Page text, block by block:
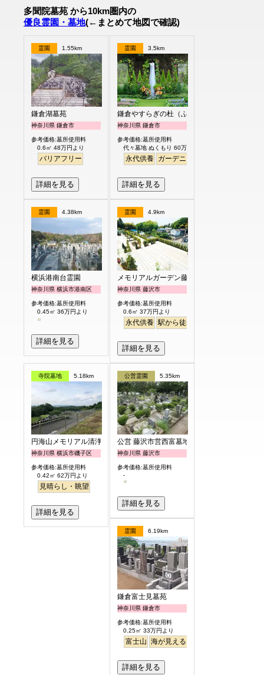
多聞院墓苑 から10km圏内の
優良霊園・墓地(←まとめて地図で確認)
霊園 1.55km
鎌倉湖墓苑
神奈川県 鎌倉市
参考価格:墓所使用料
0.6㎡ 48万円より
バリアフリー
詳細を見る
霊園 3.5km
鎌倉やすらぎの杜（ふれあいの碑）
神奈川県 鎌倉市
参考価格:墓所使用料
代々墓地 ぬくもり 60万円より
永代供養 ガーデニング
詳細を見る
霊園 4.38km
横浜港南台霊園
神奈川県 横浜市港南区
参考価格:墓所使用料
0.45㎡ 36万円より
詳細を見る
霊園 4.9km
メモリアルガーデン藤沢第2霊園
神奈川県 藤沢市
参考価格:墓所使用料
0.6㎡ 37万円より
永代供養 駅から徒歩
詳細を見る
寺院墓地 5.18km
円海山メモリアル清浄園
神奈川県 横浜市磯子区
参考価格:墓所使用料
0.42㎡ 62万円より
見晴らし・眺望
詳細を見る
公営霊園 5.35km
公営 藤沢市営西富墓地
神奈川県 藤沢市
参考価格:墓所使用料
-
詳細を見る
霊園 6.19km
鎌倉富士見墓苑
神奈川県 鎌倉市
参考価格:墓所使用料
0.25㎡ 33万円より
富士山 海が見える
詳細を見る